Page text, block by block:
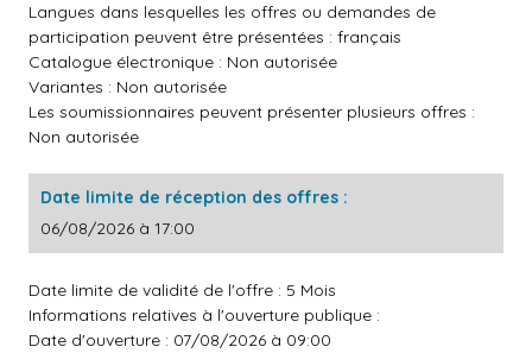
Langues dans lesquelles les offres ou demandes de
participation peuvent être présentées : français
Catalogue électronique : Non autorisée
Variantes : Non autorisée
Les soumissionnaires peuvent présenter plusieurs offres :
Non autorisée
Date limite de réception des offres :
06/08/2026 à 17:00
Date limite de validité de l'offre : 5 Mois
Informations relatives à l'ouverture publique :
Date d'ouverture : 07/08/2026 à 09:00